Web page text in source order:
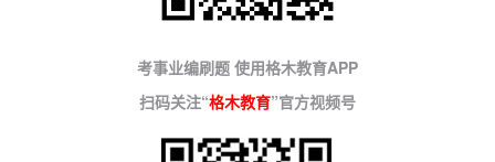
考事业编刷题 使用格木教育APP
扫码关注“格木教育”官方视频号